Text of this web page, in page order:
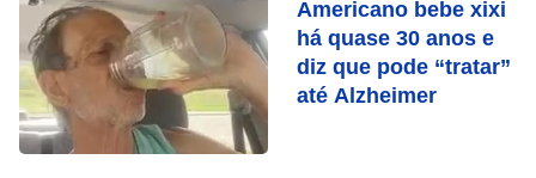
Americano bebe xixi
há quase 30 anos e
diz que pode “tratar”
até Alzheimer